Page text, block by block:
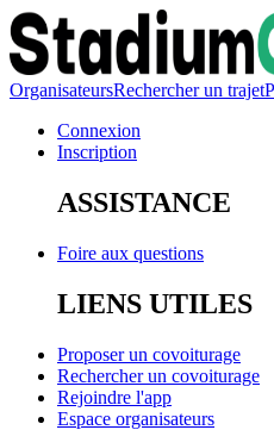
OrganisateursRechercher un trajet
Connexion
Inscription
ASSISTANCE
Foire aux questions
LIENS UTILES
Proposer un covoiturage
Rechercher un covoiturage
Rejoindre l'app
Espace organisateurs